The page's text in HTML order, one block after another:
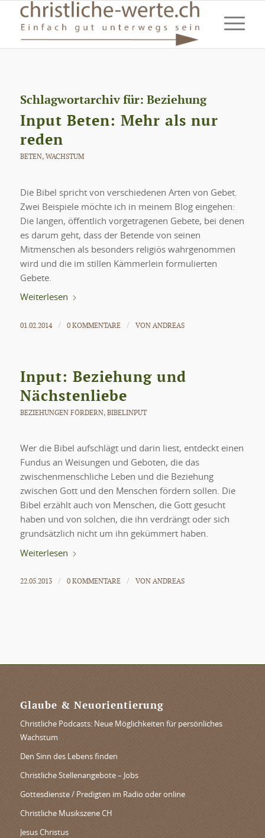
Schlagwortarchiv für: Beziehung
Input Beten: Mehr als nur
reden
BETEN, WACHSTUM
Die Bibel spricht von verschiedenen Arten von Gebet.
Zwei Beispiele möchte ich in meinem Blog eingehen:
Die langen, öffentlich vorgetragenen Gebete, bei denen
es darum geht, dass der Betende von seinen
Mitmenschen als besonders religiös wahrgenommen
wird und die im stillen Kämmerlein formulierten
Gebete.
Weiterlesen
01.02.2014 / 0 KOMMENTARE / VONANDREAS
Input: Beziehung und
Nächstenliebe
BEZIEHUNGEN FÖRDERN, BIBELINPUT
Wer die Bibel aufschlägt und darin liest, entdeckt einen
Fundus an Weisungen und Geboten, die das
zwischenmenschliche Leben und die Beziehung
zwischen Gott und den Menschen fördern sollen. Die
Bibel erzählt auch von Menschen, die Gott gesucht
haben und von solchen, die ihn verdrängt oder sich
grundsätzlich nicht um ihn gekümmert haben.
Weiterlesen
22.05.2013 / 0 KOMMENTARE / VONANDREAS
Glaube & Neuorientierung
Christliche Podcasts: Neue Möglichkeiten für persönliches
Wachstum
Den Sinn des Lebens finden
Christliche Stellenangebote – Jobs
Gottesdienste / Predigten im Radio oder online
Christliche Musikszene CH
Jesus Christus